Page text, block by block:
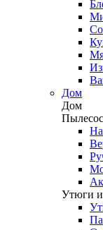
Дом
Дом
Утюги и